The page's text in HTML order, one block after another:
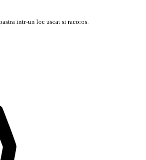
intr-un loc uscat si racoros.